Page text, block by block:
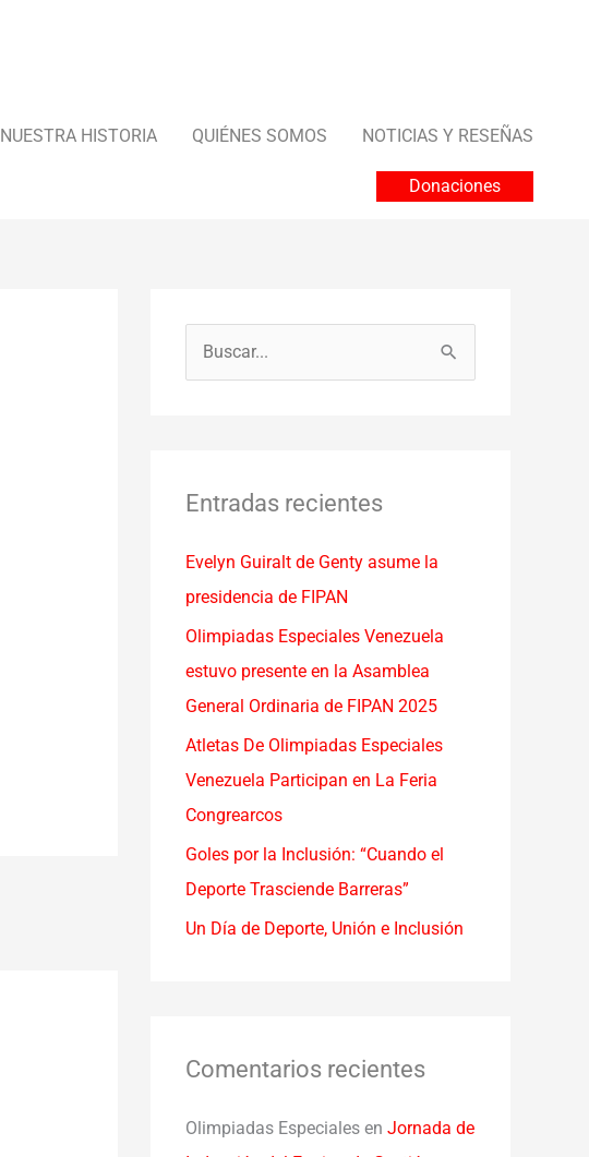
NUESTRA HISTORIA QUIÉNES SOMOS NOTICIAS Y RESEÑAS
Donaciones
a
p
o
r
:
Entradas recientes
Evelyn Guiralt de Genty asume la
presidencia de FIPAN
Olimpiadas Especiales Venezuela
estuvo presente en la Asamblea
General Ordinaria de FIPAN 2025
Atletas De Olimpiadas Especiales
Venezuela Participan en La Feria
Congrearcos
Goles por la Inclusión: “Cuando el
Deporte Trasciende Barreras”
Un Día de Deporte, Unión e Inclusión
Comentarios recientes
Olimpiadas Especiales en Jornada de